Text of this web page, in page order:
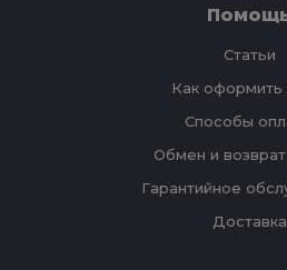
Статьи
Как оформить
Способы
Обмен и
Гарантийное
Доставка